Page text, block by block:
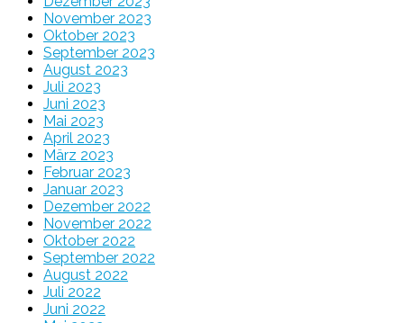
November 2023
Oktober 2023
September 2023
August 2023
Juli 2023
Juni 2023
Mai 2023
April 2023
März 2023
Februar 2023
Januar 2023
Dezember 2022
November 2022
Oktober 2022
September 2022
August 2022
Juli 2022
Juni 2022